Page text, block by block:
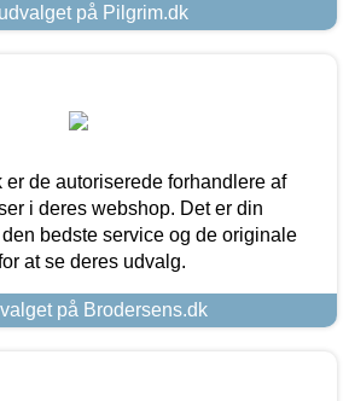
på Pilgrim.dk
er de autoriserede forhandlere af
i deres webshop. Det er din
bedste service og de originale
at se deres udvalg.
på Brodersens.dk